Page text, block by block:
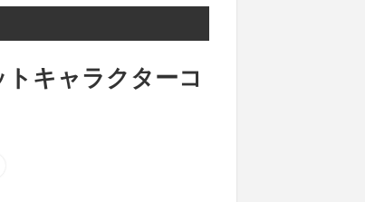
キャラクターコ